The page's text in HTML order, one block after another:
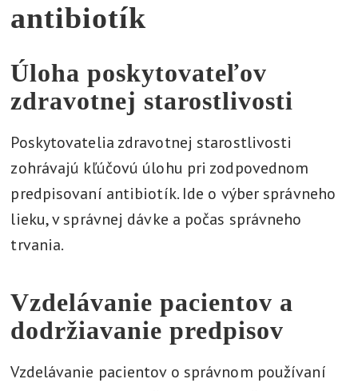
antibiotík
Úloha poskytovateľov
zdravotnej starostlivosti
Poskytovatelia zdravotnej starostlivosti
zohrávajú kľúčovú úlohu pri zodpovednom
predpisovaní antibiotík. Ide o výber správneho
lieku, v správnej dávke a počas správneho
trvania.
Vzdelávanie pacientov a
dodržiavanie predpisov
Vzdelávanie pacientov o správnom používaní